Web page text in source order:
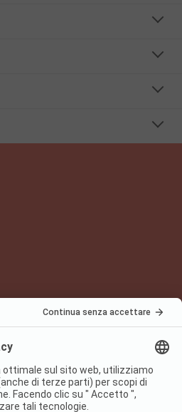
Condizioni d'uso